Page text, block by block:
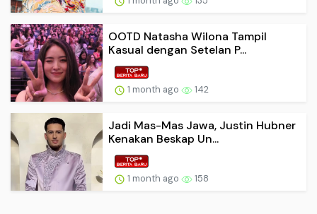
OOTD Natasha Wilona Tampil
Kasual dengan Setelan P...
1 month ago 142
Jadi Mas-Mas Jawa, Justin Hubner
Kenakan Beskap Un...
1 month ago 158